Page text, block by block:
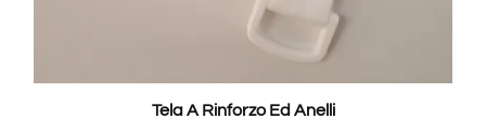
Tela A Rinforzo Ed Anelli